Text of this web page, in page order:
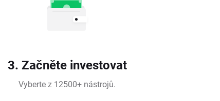
3. Začněte investovat
Vyberte z 12500+ nástrojů.